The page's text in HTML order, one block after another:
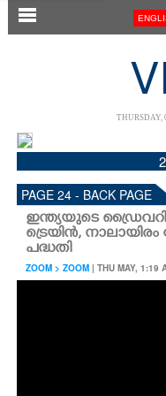
SECTIONS
NOTIFIED NEWS
POLL
KERALA
THURSDAY,
PAGE 24 - BACK PAGE
ഇന്ത്യയുടെ
ട്രെയിൻ,
പദ്ധതി
ZOOM > ZOOM | THU MAY, 1:19